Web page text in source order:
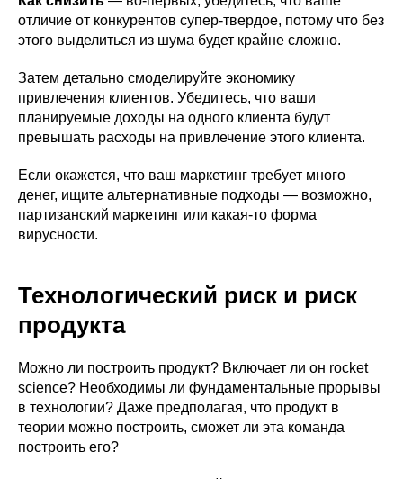
отличие от конкурентов супер-твердое, потому что без
этого выделиться из шума будет крайне сложно.
Затем детально смоделируйте экономику
привлечения клиентов. Убедитесь, что ваши
планируемые доходы на одного клиента будут
превышать расходы на привлечение этого клиента.
Если окажется, что ваш маркетинг требует много
денег, ищите альтернативные подходы — возможно,
партизанский маркетинг или какая-то форма
вирусности.
Технологический риск и риск
продукта
Можно ли построить продукт? Включает ли он rocket
science? Необходимы ли фундаментальные прорывы
в технологии? Даже предполагая, что продукт в
теории можно построить, сможет ли эта команда
построить его?